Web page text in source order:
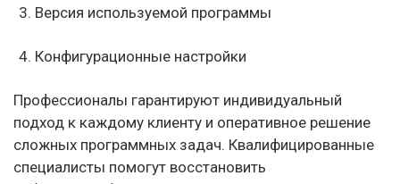
Версия используемой программы
Конфигурационные настройки
Профессионалы гарантируют индивидуальный
подход к каждому клиенту и оперативное решение
сложных программных задач. Квалифицированные
специалисты помогут восстановить